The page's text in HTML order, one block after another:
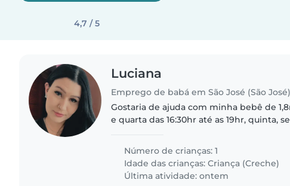
4,7 / 5
Luciana
Emprego de babá em São José (São José)
Gostaria de ajuda com minha bebê de
e quarta das 16:30hr até as 19hr, quinta,
mensais
Número de crianças: 1
Idade das crianças:Criança (Creche)
Última atividade: ontem